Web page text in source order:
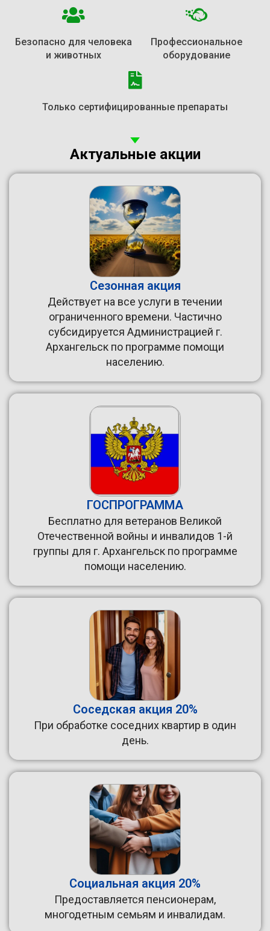
Безопасно для человека
и животных
Профессиональное
оборудование
Только сертифицированные препараты
Актуальные акции
Сезонная акция
Действует на все услуги в течении
ограниченного времени. Частично
субсидируется Администрацией г.
Архангельск по программе помощи
населению.
ГОСПРОГРАММА
Бесплатно для ветеранов Великой
Отечественной войны и инвалидов 1-й
группы для г. Архангельск по программе
помощи населению.
Соседская акция 20%
При обработке соседних квартир в один
день.
Социальная акция 20%
Предоставляется пенсионерам,
многодетным семьям и инвалидам.